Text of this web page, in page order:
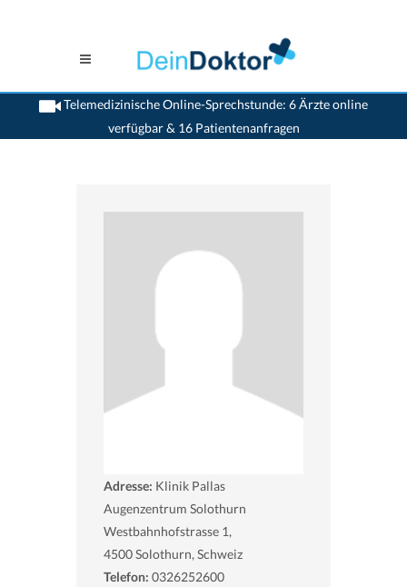
Telemedizinische Online-Sprechstunde: 6 Ärzte online
verfügbar & 16 Patientenanfragen
>Augenaerzte>Solothurn>Dr. Thomas Kiatsis>Termin mit Dr. Thomas Kiatsis
Adresse: Klinik Pallas
Augenzentrum Solothurn
Westbahnhofstrasse 1,
4500Solothurn, Schweiz
Telefon: 0326252600